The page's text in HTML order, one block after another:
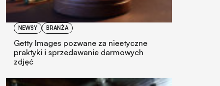
NEWSY BRANŻA
Getty Images pozwane za nieetyczne
praktyki i sprzedawanie darmowych
zdjęć